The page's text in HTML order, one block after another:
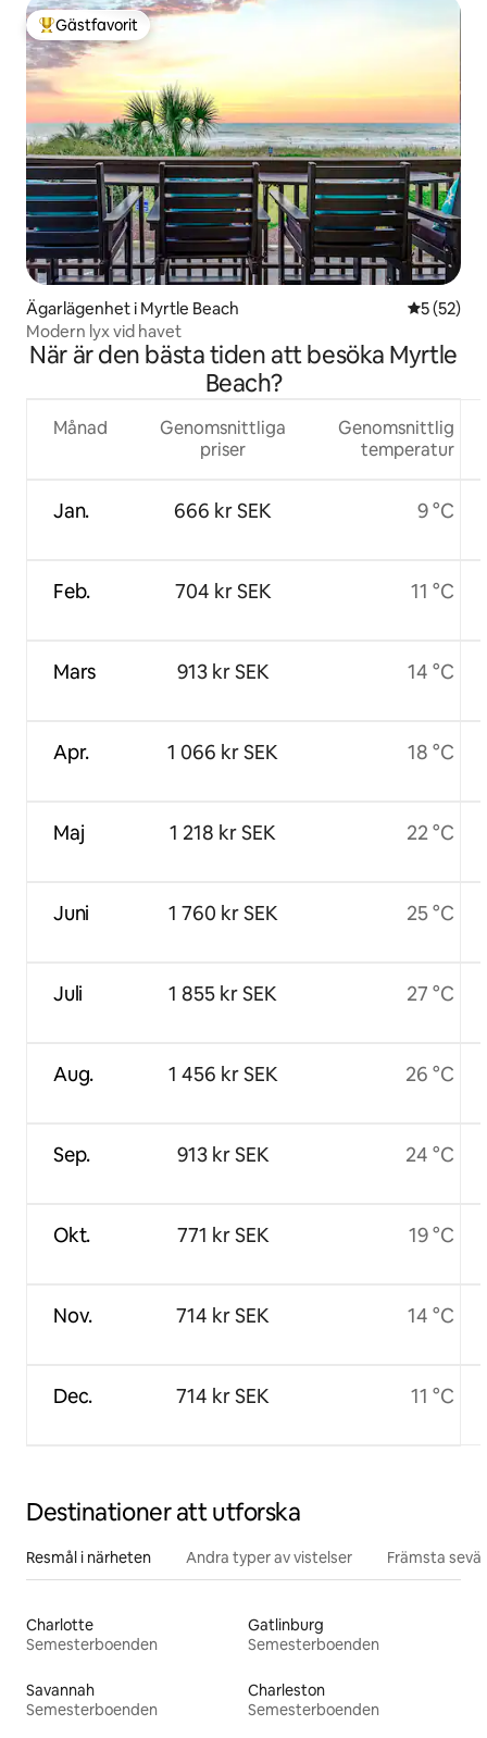
Populär gästfavorit
Gästfavorit
Ägarlägenhet i Myrtle Beach 5 av 5 i
5 (52)
Modern lyx vid havet
När är den bästa tiden att besöka Myrtle
Beach?
Månad
Jan.
Feb.
Mars
Apr.
Maj
Juni
Juli
Aug.
Sep.
Okt.
Nov.
Dec.
Genomsnittliga
priser
666 kr SEK
704 kr SEK
913 kr SEK
1 066 kr SEK
1 218 kr SEK
1 760 kr SEK
1 855 kr SEK
1 456 kr SEK
913 kr SEK
771 kr SEK
714 kr SEK
714 kr SEK
Genomsnittlig
temperatur
9 °C
11 °C
14 °C
18 °C
22 °C
25 °C
27 °C
26 °C
24 °C
19 °C
14 °C
11 °C
Destinationer att utforska
Resmål i närheten Andra typer av vistelser Främsta
Charlotte
Semesterboenden
Gatlinburg
Semesterboenden
Savannah
Semesterboenden
Charleston
Semesterboenden